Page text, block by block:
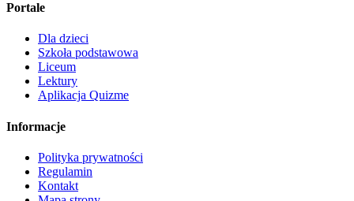
Portale
Dla dzieci
Szkoła podstawowa
Liceum
Lektury
Aplikacja Quizme
Informacje
Polityka prywatności
Regulamin
Kontakt